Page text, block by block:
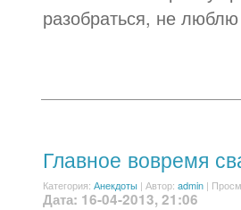
разобраться, не
Главное вовремя
Категория: Анекдоты | Автор: admin |
Дата: 16-04-2013, 21:06